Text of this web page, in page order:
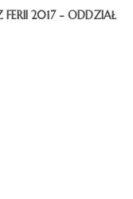
FERII 2017 - ODDZIAŁ